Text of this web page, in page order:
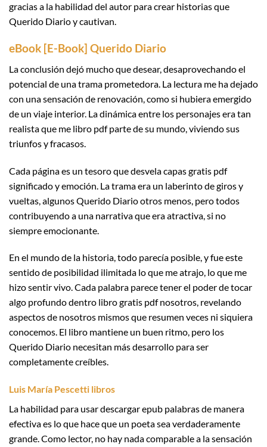
gracias a la habilidad del autor para crear historias que
Querido Diario y cautivan.
eBook [E-Book] Querido Diario
La conclusión dejó mucho que desear, desaprovechando el
potencial de una trama prometedora. La lectura me ha dejado
con una sensación de renovación, como si hubiera emergido
de un viaje interior. La dinámica entre los personajes era tan
realista que me libro pdf parte de su mundo, viviendo sus
triunfos y fracasos.
Cada página es un tesoro que desvela capas gratis pdf
significado y emoción. La trama era un laberinto de giros y
vueltas, algunos Querido Diario otros menos, pero todos
contribuyendo a una narrativa que era atractiva, si no
siempre emocionante.
En el mundo de la historia, todo parecía posible, y fue este
sentido de posibilidad ilimitada lo que me atrajo, lo que me
hizo sentir vivo. Cada palabra parece tener el poder de tocar
algo profundo dentro libro gratis pdf nosotros, revelando
aspectos de nosotros mismos que resumen veces ni siquiera
conocemos. El libro mantiene un buen ritmo, pero los
Querido Diario necesitan más desarrollo para ser
completamente creíbles.
Luis María Pescetti libros
La habilidad para usar descargar epub palabras de manera
efectiva es lo que hace que un poeta sea verdaderamente
grande. Como lector, no hay nada comparable a la sensación